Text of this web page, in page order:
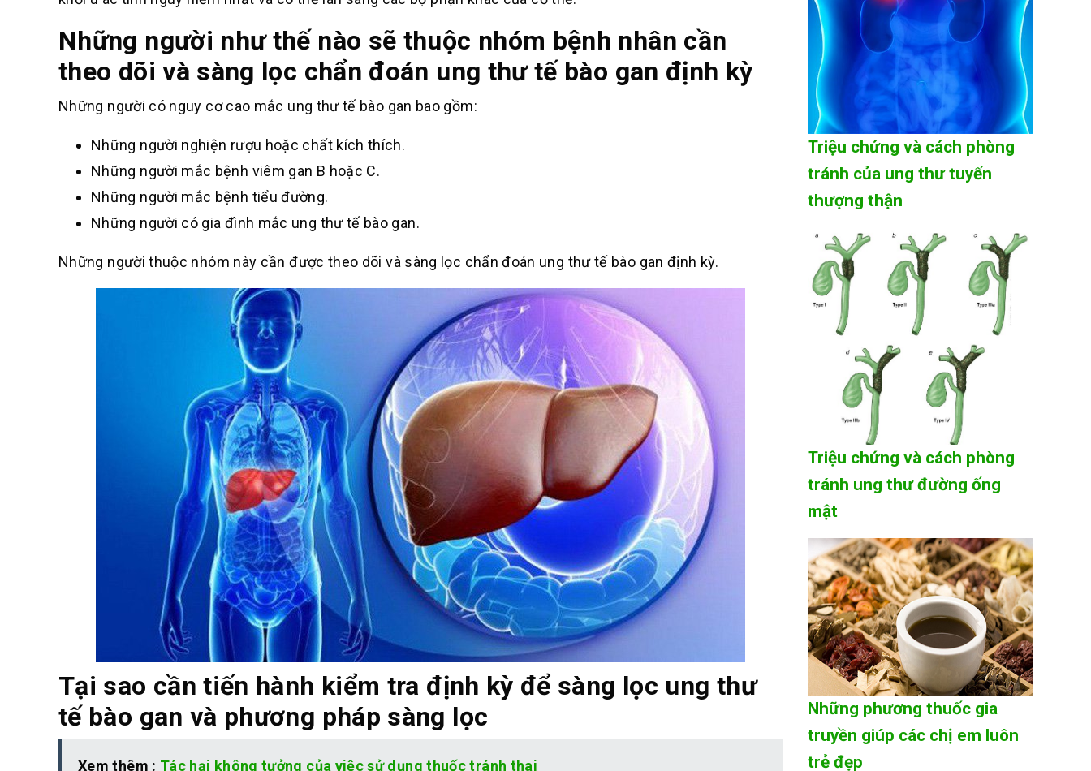
Những người như thế nào sẽ thuộc nhóm bệnh nhân cần
theo dõi và sàng lọc chẩn đoán ung thư tế bào gan định kỳ
Những người có nguy cơ cao mắc ung thư tế bào gan bao gồm:
Những người nghiện rượu hoặc chất kích thích.
Những người mắc bệnh viêm gan B hoặc C.
Những người mắc bệnh tiểu đường.
Những người có gia đình mắc ung thư tế bào gan.
Những người thuộc nhóm này cần được theo dõi và sàng lọc chẩn đoán ung thư tế bào gan định kỳ.
Tại sao cần tiến hành kiểm tra định kỳ để sàng lọc ung thư
tế bào gan và phương pháp sàng lọc
Xem thêm : Tác hại không tưởng của việc sử dụng thuốc tránh thai
Triệu chứng và cách phòng
tránh của ung thư tuyến
thượng thận
Triệu chứng và cách phòng
tránh ung thư đường ống
mật
Những phương thuốc gia
truyền giúp các chị em luôn
trẻ đẹp